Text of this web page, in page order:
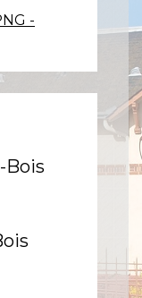
-
Bois